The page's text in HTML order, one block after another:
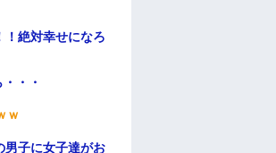
絶対幸せになろ
・・
ｗ
子に女子達がお